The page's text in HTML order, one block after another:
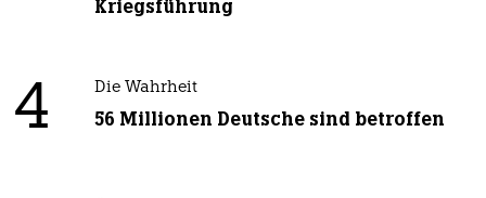
Kriegsführung
4 Die Wahrheit
56 Millionen Deutsche sind betroffen